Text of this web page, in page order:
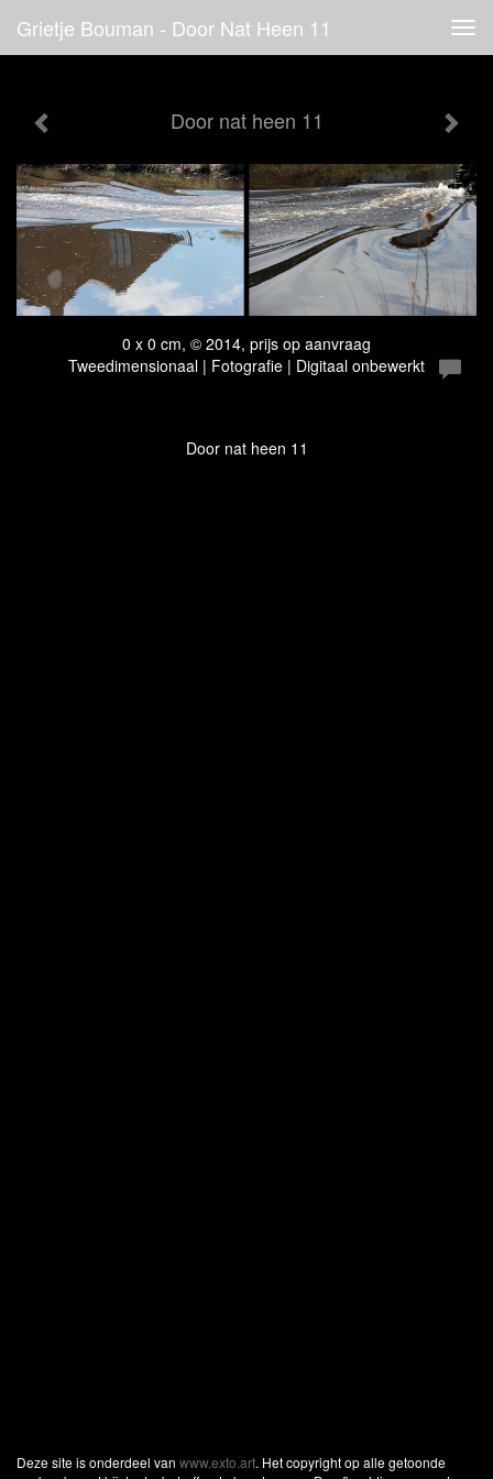
Grietje Bouman - Door Nat Heen 11
Door nat heen 11
0 x 0 cm, © 2014, prijs op aanvraag
Tweedimensionaal | Fotografie | Digitaal onbewerkt
Door nat heen 11
Deze site is onderdeel van www.exto.art. Het copyright op alle getoonde